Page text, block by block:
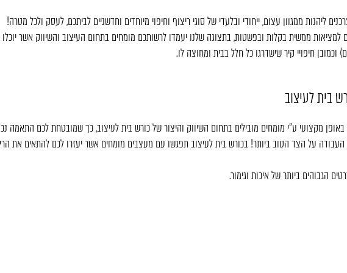
ממגוון עצום, ייחודי ובלעדי של סוגי ריצוף וחיפוי מיוחדים וחדשניים לביתכם, לעסק ולכל מטרה!
ממשית בקלות ובפשטות, בתצוגה שלנו יעמדו לרשותכם מומחים בתחום העיצוב והשיווק אשר יוכלו
וכמובן חיפויי קיר שישדרגו כל חלל בבית ומחוצה לו.
בית לעיצוב
מקצועי ע"י מומחים מובילים בתחום השיווק והיצור של כורש בית לעיצוב, כך שמובטחת לכם התאמה
על הצד הטוב ביותר! בכורש בית לעיצוב תפגשו עם מעצבים מומחים אשר יעזרו לכם להתאים את
הגבוהים ביותר של איכות וגימור.